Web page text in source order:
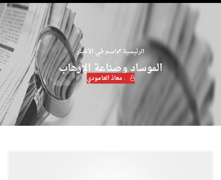
navigation
الرئيسية اسـم فـي الأخبـار
الموساد وصناعة الإرهاب
. معاذ العامودي